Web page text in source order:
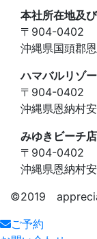
本社所在地及
〒904-0402
沖縄県国頭郡
ハマバルリゾ
〒904-0402
沖縄県恩納村
みゆきビーチ店
〒904-0402
沖縄県恩納村
©️2019
ご予約